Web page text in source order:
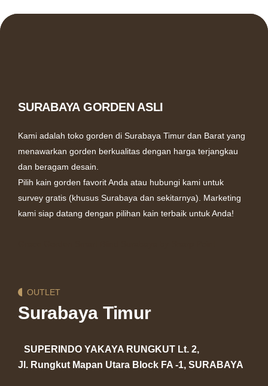
SURABAYA GORDEN ASLI
Kami adalah toko gorden di Surabaya Timur dan Barat yang
menawarkan gorden berkualitas dengan harga terjangkau
dan beragam desain.
Pilih kain gorden favorit Anda atau hubungi kami untuk
survey gratis (khusus Surabaya dan sekitarnya). Marketing
kami siap datang dengan pilihan kain terbaik untuk Anda!
OUTLET
Surabaya Timur
SUPERINDO YAKAYA RUNGKUT Lt. 2,
Jl. Rungkut Mapan Utara Block FA -1, SURABAYA